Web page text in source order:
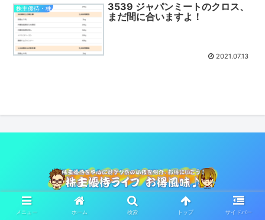
株主優待・株
3539 ジャパンミートのクロス、
まだ間に合いますよ！
2021.07.13
© 2021 株主優待ライフお得風味♪.
メニュー ホーム 検索 トップ サイドバー